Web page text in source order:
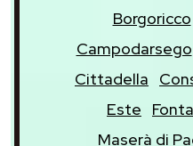
Borgoricco
Campodarsego
Cittadella
Este
Maserà di